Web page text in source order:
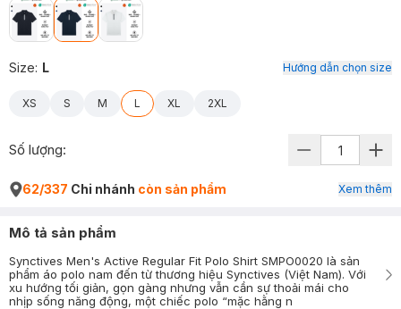
Size: L Hướng dẫn chọn size
XS S M L XL 2XL
Số lượng:
62/337 Chi nhánh còn sản phẩm Xem thêm
Mô tả sản phẩm
Synctives Men's Active Regular Fit Polo Shirt SMPO0020 là sản
phẩm áo polo nam đến từ thương hiệu Synctives (Việt Nam). Với
xu hướng tối giản, gọn gàng nhưng vẫn cần sự thoải mái cho
nhịp sống năng động, một chiếc polo “mặc hằng n